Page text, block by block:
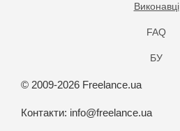
Виконавці
FAQ
БУ
© 2009-2026 Freelance.ua
Контакти: info@freelance.ua